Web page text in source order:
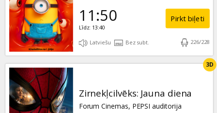
11:50
Līdz: 13:40
Pirkt biļeti
Latviešu Bez subt. 226/228
Zirnekļcilvēks: Jauna diena
Forum Cinemas, PEPSI auditorija
3D